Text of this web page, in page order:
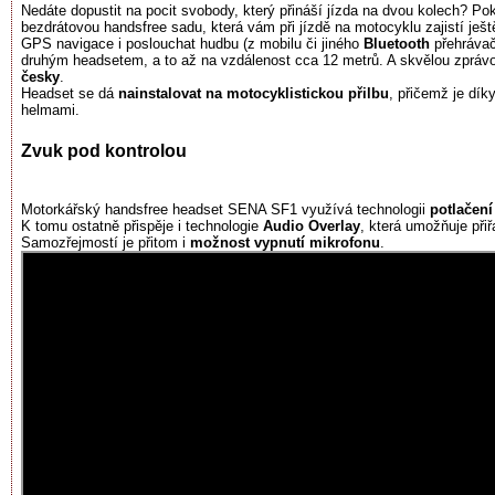
Nedáte dopustit na pocit svobody, který přináší jízda na dvou kolech?
bezdrátovou handsfree sadu, která vám při jízdě na motocyklu zajistí
GPS navigace i poslouchat hudbu (z mobilu či jiného Bluetooth
druhým headsetem, a to až na vzdálenost cca 12 metrů. A skvělou
česky
Headset se dá nainstalovat na motocyklistickou přilbu , přičemž je
helmami.
Zvuk pod kontrolou
Motorkářský handsfree headset SENA SF1 využívá technologii
K tomu ostatně přispěje i technologie Audio Overlay, která umožňuje
Samozřejmostí je přitom i možnost vypnutí mikrofonu.